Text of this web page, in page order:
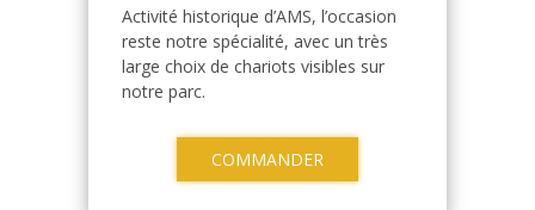
Activité historique d’AMS, l’occasion
reste notre spécialité, avec un très
large choix de chariots visibles sur
notre parc.
COMMANDER